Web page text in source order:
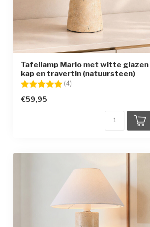
Tafellamp Marlo met witte glazen
kap en travertin (natuursteen)
Beoordeling: (4)
€59,95